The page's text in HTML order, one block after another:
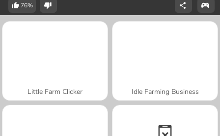
76%
Little Farm Clicker Idle Farming Business